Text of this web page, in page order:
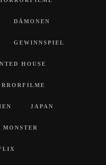
DÄMONEN
GEWINNSPIEL
HOUSE
JAPAN
MONSTER